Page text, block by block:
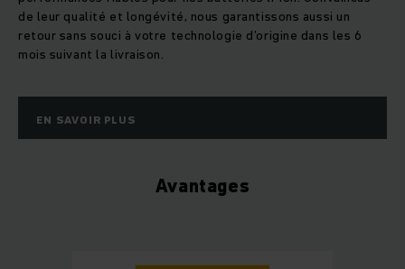
de leur qualité et longévité, nous garantissons aussi un
retour sans souci à votre technologie d’origine dans les 6
mois suivant la livraison.
EN SAVOIR PLUS
Avantages